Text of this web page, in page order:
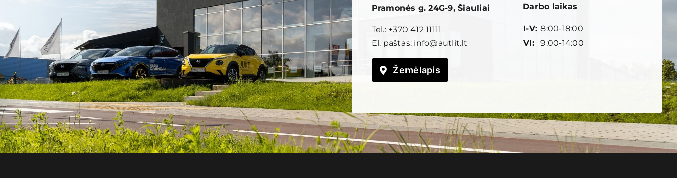
Pramonės g. 24G-9, Šiauliai
Tel.: +370 412 11111
El. paštas: info@autlit.lt
Žemėlapis
Darbo laikas
I-V: 8:00-18:00
VI:
9:00-14:00